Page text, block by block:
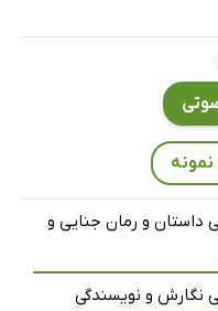
22 دقیقه
21 دقیقه
و رمان جنایی و
نگارش و نویسندگی